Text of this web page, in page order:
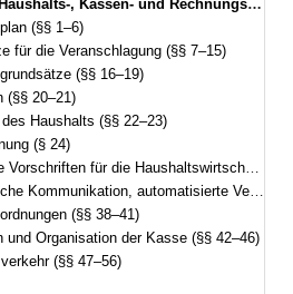
den Grundsätzen der Kameralistik (Kommunalhaushaltsverordnung – Kameralistik – KommHV-Kameralistik) Vom 3. Dezember 1976 (BayRS Nr. II S. 443) BayRS 2023-1-I (§§ 1–89)
(§§ 1–6)
für die Veranschlagung (§§ 7–15)
(§§ 16–19)
(§§ 20–21)
Haushalts (§§ 22–23)
(§ 24)
für die Haushaltswirtschaft (§§ 25–36)
automatisierte Verfahren (§ 37)
(§§ 38–41)
und Organisation der Kasse (§§ 42–46)
(§§ 47–56)